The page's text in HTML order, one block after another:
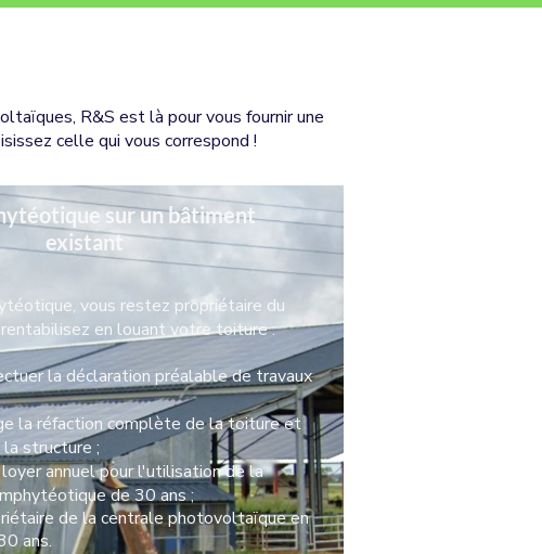
R&S est là pour vous fournir une
celle qui vous correspond !
sur un bâtiment
existant
vous restez propriétaire du
en louant votre toiture :
la déclaration préalable de travaux
la réfaction complète de la toiture et
structure ;
annuel pour l'utilisation de la
de 30 ans ;
de la centrale photovoltaïque en
ans.